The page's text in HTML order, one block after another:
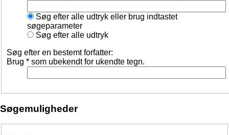
Søg efter alle udtryk eller brug indtastet
søgeparameter
Søg efter alle udtryk
Søg efter en bestemt forfatter:
Brug * som ubekendt for ukendte tegn.
Søgemuligheder